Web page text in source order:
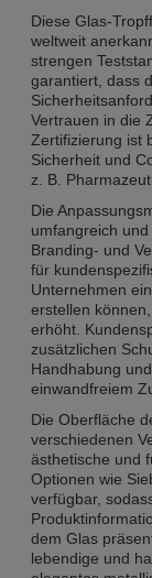
Diese Glas-
weltweit
strengen
garantiert, dass
Vertrauen in die
Zertifizierung ist
Sicherheit und
z. B.
Die
umfangreich
Branding- und
für
Unternehmen
erstellen
erhöht.
zusätzlichen
Handhabung
einwandfreiem
Die Oberfläche
verschiedenen
ästhetische und
Optionen wie
verfügbar,
dem Glas
lebendige und